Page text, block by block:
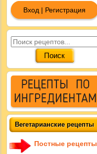
Вход | Регистрация
Вегетарианские рецепты
Постные рецепты